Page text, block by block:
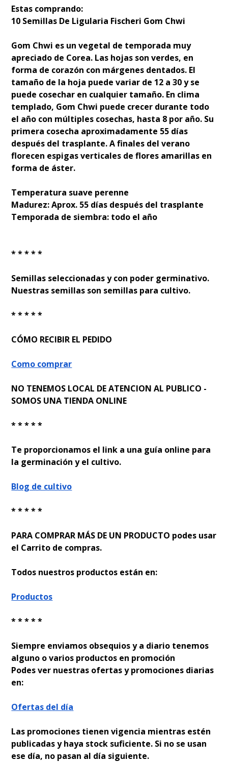
Estas comprando:
10 Semillas De Ligularia Fischeri Gom Chwi
Gom Chwi es un vegetal de temporada muy
apreciado de Corea. Las hojas son verdes, en
forma de corazón con márgenes dentados. El
tamaño de la hoja puede variar de 12 a 30 y se
puede cosechar en cualquier tamaño. En clima
templado, Gom Chwi puede crecer durante todo
el año con múltiples cosechas, hasta 8 por año. Su
primera cosecha aproximadamente 55 días
después del trasplante. A finales del verano
florecen espigas verticales de flores amarillas en
forma de áster.
Temperatura suave perenne
Madurez: Aprox. 55 días después del trasplante
Temporada de siembra: todo el año
* * * * *
Semillas seleccionadas y con poder germinativo.
Nuestras semillas son semillas para cultivo.
* * * * *
CÓMO RECIBIR EL PEDIDO
Como comprar
NO TENEMOS LOCAL DE ATENCION AL PUBLICO -
SOMOS UNA TIENDA ONLINE
* * * * *
Te proporcionamos el link a una guía online para
la germinación y el cultivo.
Blog de cultivo
* * * * *
PARA COMPRAR MÁS DE UN PRODUCTO podes usar
el Carrito de compras.
Todos nuestros productos están en:
Productos
* * * * *
Siempre enviamos obsequios y a diario tenemos
alguno o varios productos en promoción
Podes ver nuestras ofertas y promociones diarias
en:
Ofertas del día
Las promociones tienen vigencia mientras estén
publicadas y haya stock suficiente. Si no se usan
ese día, no pasan al día siguiente.